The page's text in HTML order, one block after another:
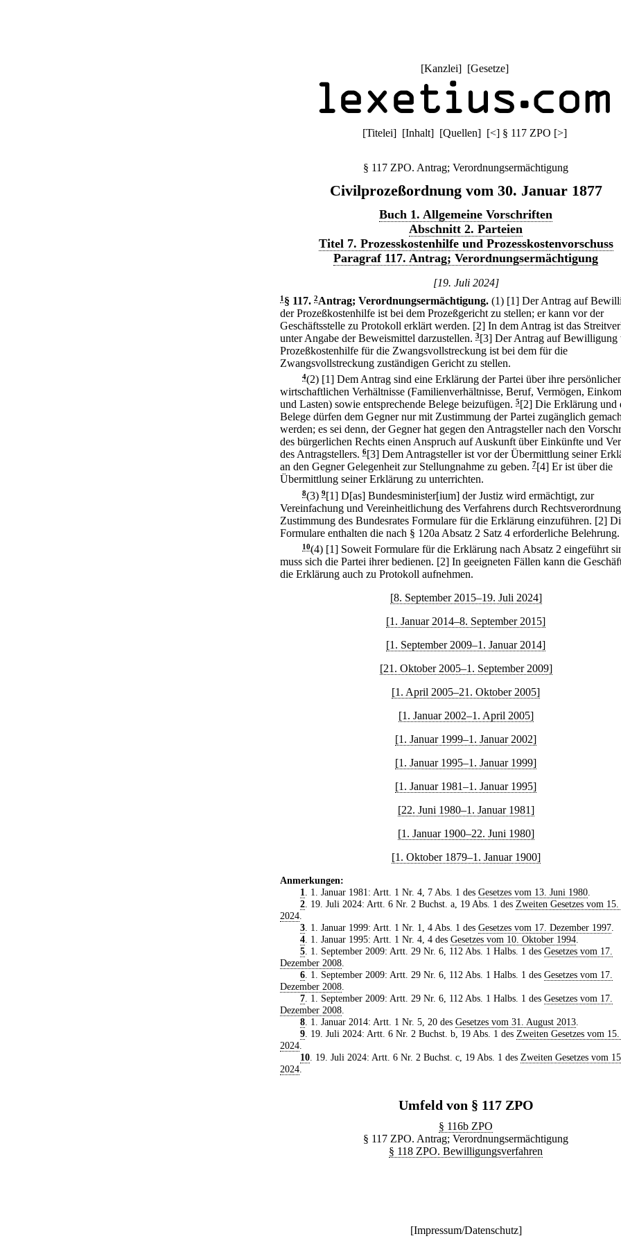
[Kanzlei] [Gesetze]
[Titelei] [Inhalt] [Quellen] [<] § 117 ZPO [>]
§ 117 ZPO. Antrag; Verordnungsermächtigung
Civilprozeßordnung vom 30. Januar 1877
Buch 1. Allgemeine Vorschriften
Abschnitt 2. Parteien
Titel 7. Prozesskostenhilfe und Prozesskostenvorschuss
Paragraf 117. Antrag; Verordnungsermächtigung
[19. Juli 2024]
1 § 117. 2Antrag; Verordnungsermächtigung. (1) [1] Der Antrag auf
der Prozeßkostenhilfe ist bei dem Prozeßgericht zu stellen; er kann vor der
Geschäftsstelle zu Protokoll erklärt werden. [2] In dem Antrag ist das
unter Angabe der Beweismittel darzustellen. 3[3] Der Antrag auf Bewilligung
Prozeßkostenhilfe für die Zwangsvollstreckung ist bei dem für die
Zwangsvollstreckung zuständigen Gericht zu stellen.
4(2) [1] Dem Antrag sind eine Erklärung der Partei über ihre
wirtschaftlichen Verhältnisse (Familienverhältnisse, Beruf, Vermögen,
und Lasten) sowie entsprechende Belege beizufügen. 5[2] Die Erklärung und
Belege dürfen dem Gegner nur mit Zustimmung der Partei zugänglich
werden; es sei denn, der Gegner hat gegen den Antragsteller nach den
des bürgerlichen Rechts einen Anspruch auf Auskunft über Einkünfte und
des Antragstellers. 6[3] Dem Antragsteller ist vor der Übermittlung seiner
an den Gegner Gelegenheit zur Stellungnahme zu geben. 7[4] Er ist über die
Übermittlung seiner Erklärung zu unterrichten.
8(3) 9[1] D[as] Bundesminister[ium] der Justiz wird ermächtigt, zur
Vereinfachung und Vereinheitlichung des Verfahrens durch
Zustimmung des Bundesrates Formulare für die Erklärung einzuführen. [2]
Formulare enthalten die nach § 120a Absatz 2 Satz 4 erforderliche Belehrung.
10(4) [1] Soweit Formulare für die Erklärung nach Absatz 2 eingeführt
muss sich die Partei ihrer bedienen. [2] In geeigneten Fällen kann die
die Erklärung auch zu Protokoll aufnehmen.
[8. September 2015–19. Juli 2024]
[1. Januar 2014–8. September 2015]
[1. September 2009–1. Januar 2014]
[21. Oktober 2005–1. September 2009]
[1. April 2005–21. Oktober 2005]
[1. Januar 2002–1. April 2005]
[1. Januar 1999–1. Januar 2002]
[1. Januar 1995–1. Januar 1999]
[1. Januar 1981–1. Januar 1995]
[22. Juni 1980–1. Januar 1981]
[1. Januar 1900–22. Juni 1980]
[1. Oktober 1879–1. Januar 1900]
Anmerkungen:
1
. 1. Januar 1981: Artt. 1 Nr. 4, 7 Abs. 1 des Gesetzes vom 13. Juni 1980.
2. 19. Juli 2024: Artt. 6 Nr. 2 Buchst. a, 19 Abs. 1 des Zweiten Gesetzes vom
2024
3. 1. Januar 1999: Artt. 1 Nr. 1, 4 Abs. 1 des Gesetzes vom 17. Dezember 1997.
4. 1. Januar 1995: Artt. 1 Nr. 4, 4 des Gesetzes vom 10. Oktober 1994.
5. 1. September 2009: Artt. 29 Nr. 6, 112 Abs. 1 Halbs. 1 des Gesetzes vom 17.
Dezember 2008
6. 1. September 2009: Artt. 29 Nr. 6, 112 Abs. 1 Halbs. 1 des Gesetzes vom 17.
Dezember 2008
7. 1. September 2009: Artt. 29 Nr. 6, 112 Abs. 1 Halbs. 1 des Gesetzes vom 17.
Dezember 2008
8. 1. Januar 2014: Artt. 1 Nr. 5, 20 des Gesetzes vom 31. August 2013.
9. 19. Juli 2024: Artt. 6 Nr. 2 Buchst. b, 19 Abs. 1 des Zweiten Gesetzes vom
2024
10. 19. Juli 2024: Artt. 6 Nr. 2 Buchst. c, 19 Abs. 1 des Zweiten Gesetzes vom
2024
Umfeld von § 117 ZPO
§ 116b ZPO
§ 117 ZPO. Antrag; Verordnungsermächtigung
§ 118 ZPO. Bewilligungsverfahren
[Impressum/Datenschutz]